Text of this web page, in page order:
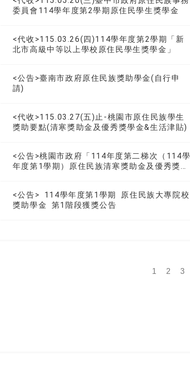
委員會114學年度第2學期原住民學生獎學金
<代收>115.03.26(四)114學年度第2學期「新
北市高級中等以上學校原住民學生獎學金」
<公告>臺南市政府原住民族獎助學金(自行申
請)
<代收>115.03.27(五)止-桃園市原住民族學生
獎助要點(清寒獎助金及優秀獎學金&生活津貼)
<公告>桃園市政府「114年度第二梯次（114學
年度第1學期）原住民族清寒獎助金及優秀獎學
<公告> 114學年度第1學期 原住民族大專院校
獎助學金 第1階段獲獎公告
1 2 3